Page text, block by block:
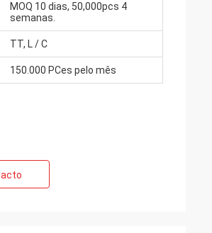
MOQ 10 dias, 50,000pcs 4
semanas.
TT, L / C
150.000 PCes pelo mês